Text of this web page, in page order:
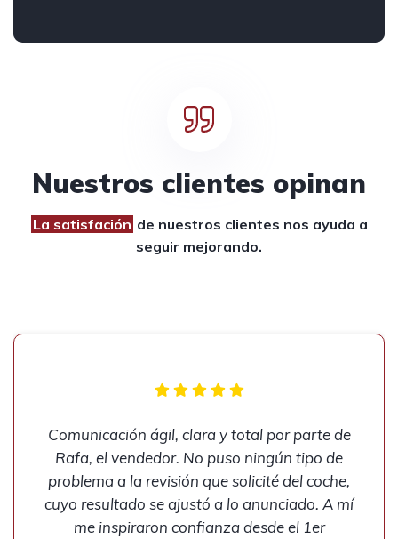
Nuestros clientes opinan
La satisfación de nuestros clientes nos ayuda a
seguir mejorando.
Comunicación ágil, clara y total por parte de
Rafa, el vendedor. No puso ningún tipo de
problema a la revisión que solicité del coche,
cuyo resultado se ajustó a lo anunciado. A mí
me inspiraron confianza desde el 1er